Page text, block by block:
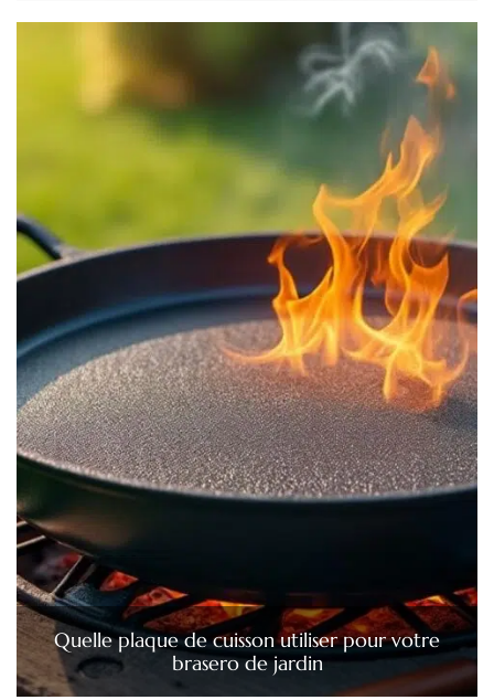
Quelle plaque de cuisson utiliser pour votre
brasero de jardin